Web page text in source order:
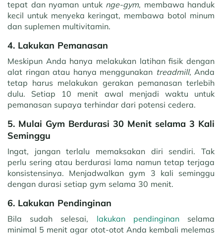
tepat dan nyaman untuk nge-gym, membawa handuk
kecil untuk menyeka keringat, membawa botol minum
dan suplemen multivitamin.
4. Lakukan Pemanasan
Meskipun Anda hanya melakukan latihan fisik dengan
alat ringan atau hanya menggunakan treadmill, Anda
tetap harus melakukan gerakan pemanasan terlebih
dulu. Setiap 10 menit awal menjadi waktu untuk
pemanasan supaya terhindar dari potensi cedera.
5. Mulai Gym Berdurasi 30 Menit selama 3 Kali
Seminggu
Ingat, jangan terlalu memaksakan diri sendiri. Tak
perlu sering atau berdurasi lama namun tetap terjaga
konsistensinya. Menjadwalkan gym 3 kali seminggu
dengan durasi setiap gym selama 30 menit.
6. Lakukan Pendinginan
Bila sudah selesai, lakukan pendinginanselama
minimal 5 menit agar otot-otot Anda kembali melemas